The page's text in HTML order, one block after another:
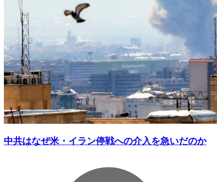
中共はなぜ米・イラン停戦への介入を急いだのか